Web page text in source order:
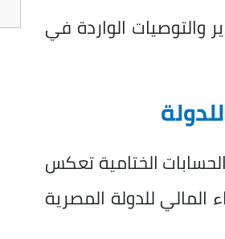
والتوصيات الواردة في
الختامية تعكس
المالي للدولة المصرية